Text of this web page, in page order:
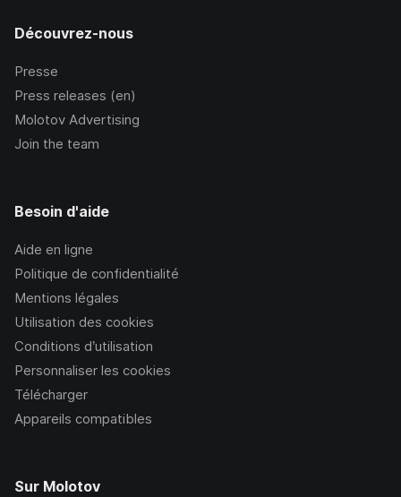
Découvrez-nous
Presse
Press releases (en)
Molotov Advertising
Join the team
Besoin d'aide
Aide en ligne
Politique de confidentialité
Mentions légales
Utilisation des cookies
Conditions d’utilisation
Personnaliser les cookies
Télécharger
Appareils compatibles
Sur Molotov